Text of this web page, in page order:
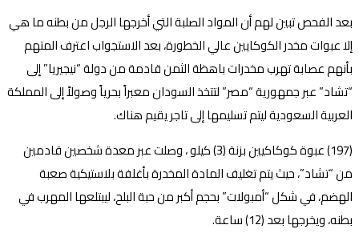
بعد الفحص تبين لهم أن المواد الصلبة التي أخرجها الرجل من بطنه ما هي
إلا عبوات مخدر الكوكايين عالي الخطورة، بعد الاستجواب اعترف المتهم
بأنهم عصابة تهرب مخدرات باهظة الثمن قادمة من دولة “نيجيريا” إلى
“تشاد” عبر جمهورية “مصر” لتتخذ السودان معبراً بحرياً وصولاً إلى المملكة
العربية السعودية ليتم تسليمها إلى تاجر يقيم هناك.
(197) عبوة كوكاكيين بزنة (3) كيلو ، وصلت عبر معدة شخصين قادمين
من “تشاد”، حيث يتم تغليف المادة المخدرة بأغلفة بلاستيكية صعبة
الهضم، في شكل “أمبولات” بحجم أكبر من حبة البلح، ليبتلعها المهرب في
بطنه، ويخرجها بعد (12) ساعة.